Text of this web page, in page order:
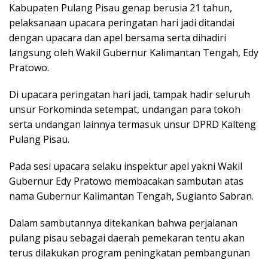
Kabupaten Pulang Pisau genap berusia 21 tahun,
pelaksanaan upacara peringatan hari jadi ditandai
dengan upacara dan apel bersama serta dihadiri
langsung oleh Wakil Gubernur Kalimantan Tengah, Edy
Pratowo.
Di upacara peringatan hari jadi, tampak hadir seluruh
unsur Forkominda setempat, undangan para tokoh
serta undangan lainnya termasuk unsur DPRD Kalteng
Pulang Pisau.
Pada sesi upacara selaku inspektur apel yakni Wakil
Gubernur Edy Pratowo membacakan sambutan atas
nama Gubernur Kalimantan Tengah, Sugianto Sabran.
Dalam sambutannya ditekankan bahwa perjalanan
pulang pisau sebagai daerah pemekaran tentu akan
terus dilakukan program peningkatan pembangunan